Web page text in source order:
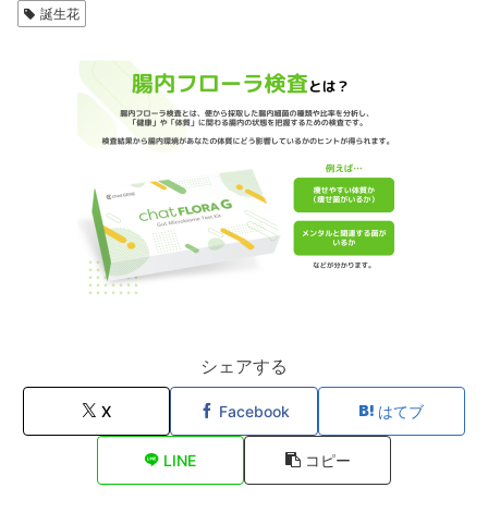
誕生花
シェアする
X Facebook はてブ
LINE コピー